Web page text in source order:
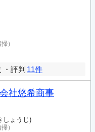
）
・評判 11件
社悠希商事
しょうじ)
）